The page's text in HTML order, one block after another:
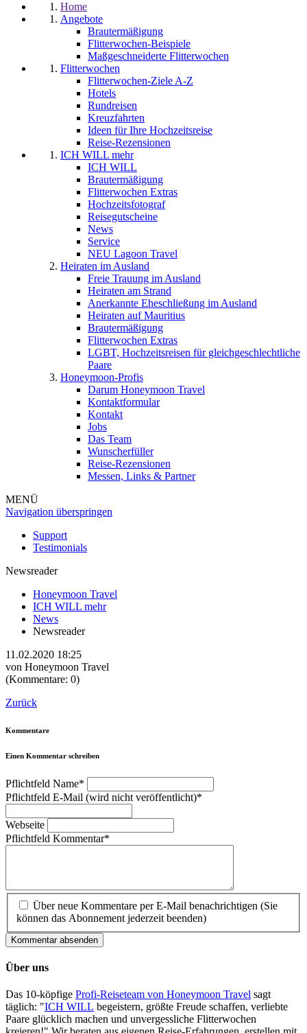
Home
Angebote
Brautermäßigung
Flitterwochen-Beispiele
Maßgeschneiderte Flitterwochen
Flitterwochen
Flitterwochen-Ziele A-Z
Hotels
Rundreisen
Kreuzfahrten
Ideen für Ihre Hochzeitsreise
Reise-Rezensionen
ICH WILL mehr
ICH WILL
Brautermäßigung
Flitterwochen Extras
Hochzeitsfotograf
Reisegutscheine
News
Service
NEU Lagoon Travel
Heiraten im Ausland
Freie Trauung im Ausland
Heiraten am Strand
Anerkannte Eheschließung im Ausland
Heiraten auf Mauritius
Brautermäßigung
Flitterwochen Extras
LGBT, Hochzeitsreisen für gleichgeschlechtliche
Paare
Honeymoon-Profis
Darum Honeymoon Travel
Kontaktformular
Kontakt
Jobs
Das Team
Wunscherfüller
Reise-Rezensionen
Messen, Links & Partner
MENÜ
Navigation überspringen
Support
Testimonials
Newsreader
Honeymoon Travel
ICH WILL mehr
News
Newsreader
11.02.2020 18:25
von Honeymoon Travel
(Kommentare: 0)
Zurück
Kommentare
Einen Kommentar schreiben
Pflichtfeld Name*
Pflichtfeld E-Mail (wird nicht veröffentlicht)*
Webseite
Pflichtfeld Kommentar*
Über neue Kommentare per E-Mail benachrichtigen (Sie
können das Abonnement jederzeit beenden)
Kommentar absenden
Über uns
Das 10-köpfige Profi-Reiseteam von Honeymoon Travel sagt
täglich: "ICH WILL begeistern, größte Freude schaffen, verliebte
Paare glücklich machen und unvergessliche Flitterwochen